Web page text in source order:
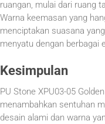
ruangan, mulai dari ruang
Warna keemasan yang
menciptakan suasana
menyatu dengan berbagai
Kesimpulan
PU Stone XPU03-05
menambahkan sentuhan
desain alami dan warna